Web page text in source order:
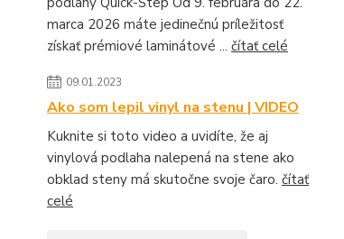
marca 2026 máte jedinečnú príležitosť
získať prémiové laminátové ... čítať celé
09.01.2023
Ako som lepil vinyl na stenu | VIDEO
Kuknite si toto video a uvidíte, že aj
vinylová podlaha nalepená na stene ako
obklad steny má skutočne svoje čaro. čítať
celé